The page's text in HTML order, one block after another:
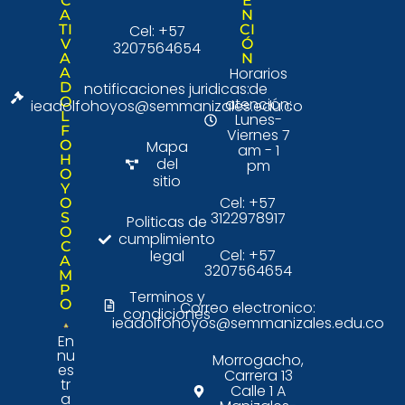
A
TI
V
A
A
D
O
L
F
O
H
O
Y
O
S
O
C
A
M
P
O
En
nu
es
tr
a
Cel: +57
3207564654
notificaciones juridicas:
ieadolfohoyos@semmanizales.edu.co
Mapa
del
sitio
Politicas de
cumplimiento
legal
Terminos y
condiciones
N
CI
Ó
N
Horarios
de
atención:
Lunes-
Viernes 7
am - 1
pm
Cel: +57
3122978917
Cel: +57
3207564654
Correo electronico:
ieadolfohoyos@semmanizales.edu.co
Morrogacho,
Carrera 13
Calle 1 A